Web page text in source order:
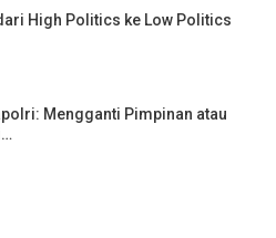
High Politics ke Low Politics
Mengganti Pimpinan atau